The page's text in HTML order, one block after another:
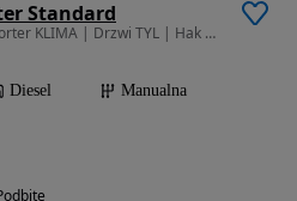
Standard
1968 cm3 • 102 KM • T5 Transporter KLIMA | Drzwi TYL | Hak 2.5t | nowy rozrzad | z 1. reki
Diesel
Manualna